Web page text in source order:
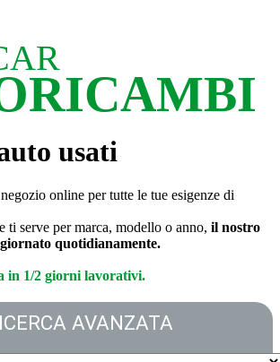
usati
online per tutte le tue esigenze di
ti serve per marca, modello o anno, il nostro
quotidianamente.
in 1/2 giorni lavorativi.
AVANZATA